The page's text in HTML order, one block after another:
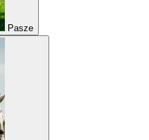
Pasze